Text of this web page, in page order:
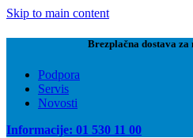
Skip to main content
Brezplačna dostava
Podpora
Servis
Novosti
Informacije: 01 530 11 00